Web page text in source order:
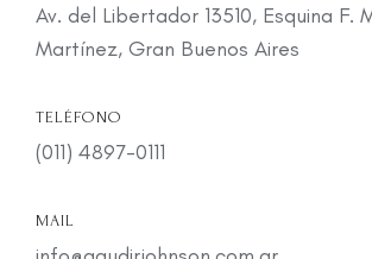
Av. del Libertador 13510, Esquina F.
Martínez, Gran Buenos Aires
TELÉFONO
(011) 4897-0111
MAIL